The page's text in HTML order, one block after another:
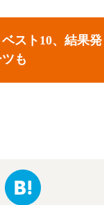
スト10、結果発
も